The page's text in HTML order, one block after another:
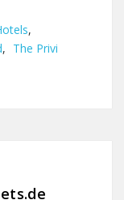
,
, The Privi